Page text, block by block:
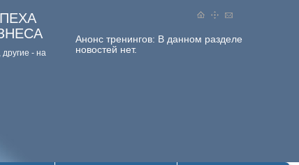
Анонс тренингов: В данном разделе
новостей нет.
- на